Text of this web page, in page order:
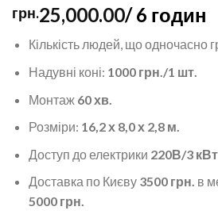
грн.25,000.00/ 6 годин
Кількість людей, що одночасно
Надувні коні: 1000 грн./1 шт.
Монтаж 60 хв
Розміри: 16,2 х 8,0 х 2,8 м.
Доступ до електрики 220В/3 кВт.
Доставка по Києву 3500 грн. в
5000 грн.